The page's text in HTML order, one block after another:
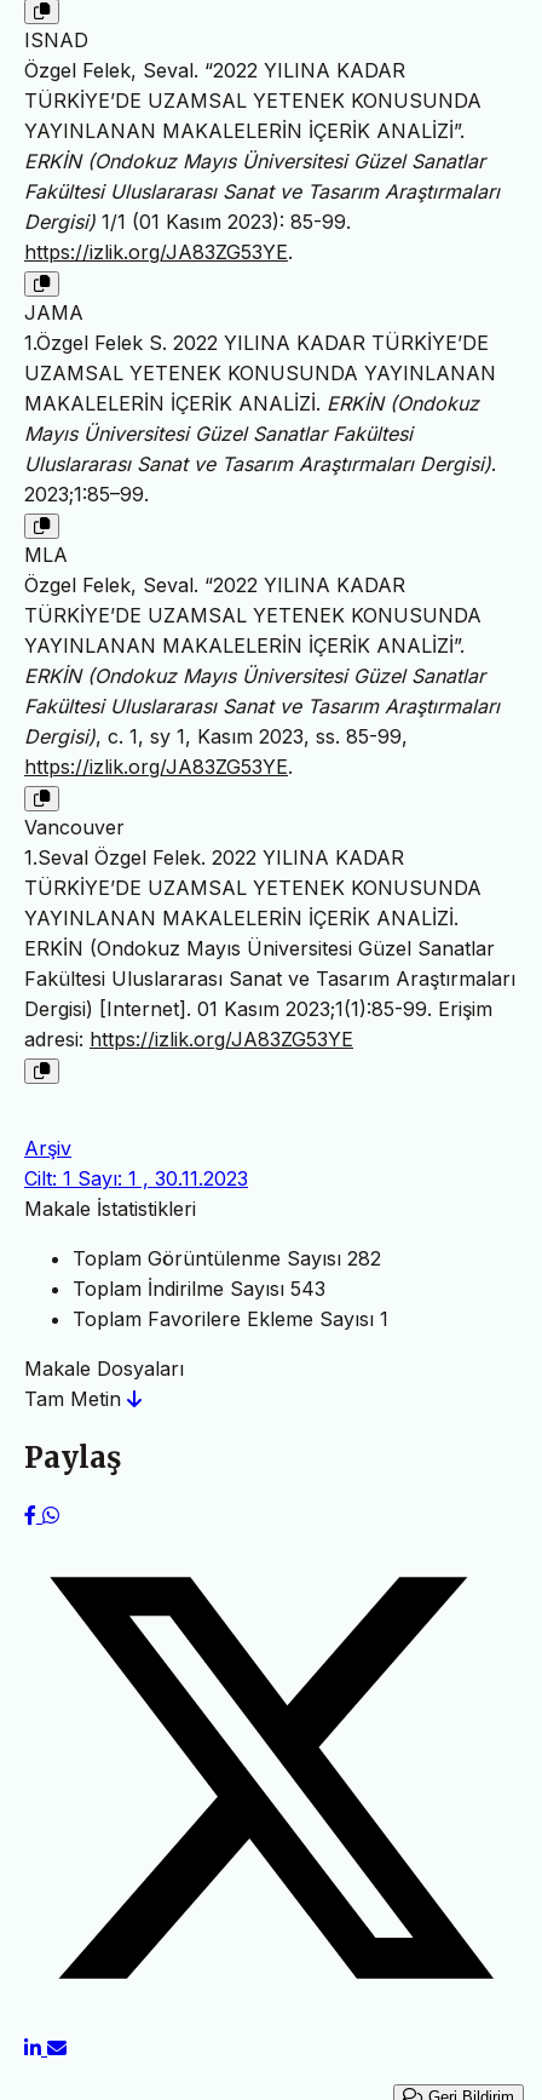
ISNAD
Özgel Felek, Seval. “2022 YILINA KADAR
TÜRKİYE’DE UZAMSAL YETENEK KONUSUNDA
YAYINLANAN MAKALELERİN İÇERİK ANALİZİ”.
ERKİN (Ondokuz Mayıs Üniversitesi Güzel Sanatlar
Fakültesi Uluslararası Sanat ve Tasarım Araştırmaları
Dergisi) 1/1 (01 Kasım 2023): 85-99.
https://izlik.org/JA83ZG53YE.
JAMA
1.Özgel Felek S. 2022 YILINA KADAR TÜRKİYE’DE
UZAMSAL YETENEK KONUSUNDA YAYINLANAN
MAKALELERİN İÇERİK ANALİZİ. ERKİN (Ondokuz
Mayıs Üniversitesi Güzel Sanatlar Fakültesi
Uluslararası Sanat ve Tasarım Araştırmaları Dergisi).
2023;1:85–99.
MLA
Özgel Felek, Seval. “2022 YILINA KADAR
TÜRKİYE’DE UZAMSAL YETENEK KONUSUNDA
YAYINLANAN MAKALELERİN İÇERİK ANALİZİ”.
ERKİN (Ondokuz Mayıs Üniversitesi Güzel Sanatlar
Fakültesi Uluslararası Sanat ve Tasarım Araştırmaları
Dergisi), c. 1, sy 1, Kasım 2023, ss. 85-99,
https://izlik.org/JA83ZG53YE.
Vancouver
1.Seval Özgel Felek. 2022 YILINA KADAR
TÜRKİYE’DE UZAMSAL YETENEK KONUSUNDA
YAYINLANAN MAKALELERİN İÇERİK ANALİZİ.
ERKİN (Ondokuz Mayıs Üniversitesi Güzel Sanatlar
Fakültesi Uluslararası Sanat ve Tasarım Araştırmaları
Dergisi) [Internet]. 01 Kasım 2023;1(1):85-99. Erişim
adresi: https://izlik.org/JA83ZG53YE
Arşiv
Cilt: 1 Sayı: 1 , 30.11.2023
Makale İstatistikleri
Toplam Görüntülenme Sayısı 282
Toplam İndirilme Sayısı 543
Toplam Favorilere Ekleme Sayısı 1
Makale Dosyaları
Tam Metin
Paylaş